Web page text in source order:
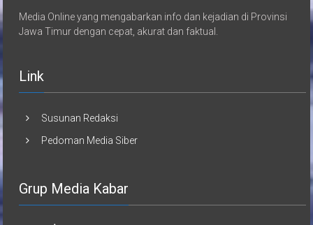
Media Online yang mengabarkan info dan kejadian di Provinsi
Jawa Timur dengan cepat, akurat dan faktual.
Link
Susunan Redaksi
Pedoman Media Siber
Grup Media Kabar